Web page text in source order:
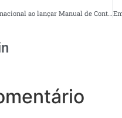
TCE-AM consolida referência nacional ao lançar Manual de Controle das Políticas Penais em Brasília